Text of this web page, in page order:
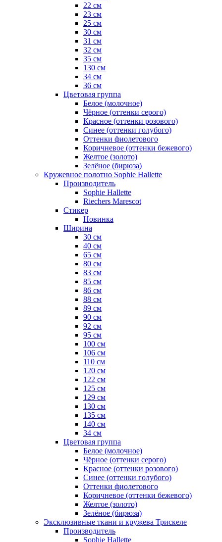
22 см
23 см
25 см
30 см
31 см
32 см
35 см
130 см
34 см
36 см
Цветовая группа
Белое (молочное)
Чёрное (оттенки серого)
Красное (оттенки розового)
Синее (оттенки голубого)
Оттенки фиолетового
Коричневое (оттенки бежевого)
Желтое (золото)
Зелёное (бирюза)
Кружевное полотно Sophie Hallette
Производитель
Sophie Hallette
Riechers Marescot
Стикер
Новинка
Ширина
30 см
40 см
65 см
80 см
83 см
85 см
86 см
88 см
89 см
90 см
92 см
95 см
100 см
106 см
110 см
120 см
122 см
125 см
129 см
130 см
135 см
140 см
34 см
Цветовая группа
Белое (молочное)
Чёрное (оттенки серого)
Красное (оттенки розового)
Синее (оттенки голубого)
Оттенки фиолетового
Коричневое (оттенки бежевого)
Желтое (золото)
Зелёное (бирюза)
Эксклюзивные ткани и кружева Трискеле
Производитель
Sophie Hallette